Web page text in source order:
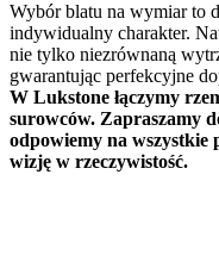
Wybór blatu na wymiar to
indywidualny charakter.
nie tylko niezrównaną
gwarantując perfekcyjne
W Lukstone łączymy
surowców. Zapraszamy
odpowiemy na wszystkie
wizję w rzeczywistość.